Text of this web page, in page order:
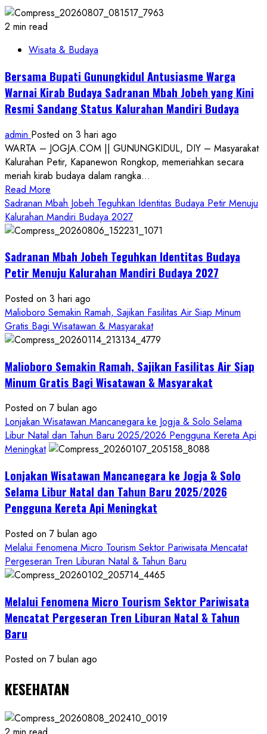
2 min read
Wisata & Budaya
Bersama Bupati Gunungkidul Antusiasme Warga
Warnai Kirab Budaya Sadranan Mbah Jobeh yang Kini
Resmi Sandang Status Kalurahan Mandiri Budaya
admin Posted on 3 hari ago
WARTA – JOGJA.COM || GUNUNGKIDUL, DIY – Masyarakat
Kalurahan Petir, Kapanewon Rongkop, memeriahkan secara
meriah kirab budaya dalam rangka...
Read More
more
about
Bersama
Gunungkidul
Antusiasme
Warnai
Kirab
Budaya
Sadranan
Jobeh
yang
Resmi
Sandang
Status
Kalurahan
Budaya
Sadranan Mbah Jobeh Teguhkan Identitas Budaya Petir Menuju
Kalurahan Mandiri Budaya 2027
Sadranan Mbah Jobeh Teguhkan Identitas Budaya
Petir Menuju Kalurahan Mandiri Budaya 2027
Posted on 3 hari ago
Malioboro Semakin Ramah, Sajikan Fasilitas Air Siap Minum
Gratis Bagi Wisatawan & Masyarakat
Malioboro Semakin Ramah, Sajikan Fasilitas Air Siap
Minum Gratis Bagi Wisatawan & Masyarakat
Posted on 7 bulan ago
Lonjakan Wisatawan Mancanegara ke Jogja & Solo Selama
Libur Natal dan Tahun Baru 2025/2026 Pengguna Kereta Api
Meningkat
Lonjakan Wisatawan Mancanegara ke Jogja & Solo
Selama Libur Natal dan Tahun Baru 2025/2026
Pengguna Kereta Api Meningkat
Posted on 7 bulan ago
Melalui Fenomena Micro Tourism Sektor Pariwisata Mencatat
Pergeseran Tren Liburan Natal & Tahun Baru
Melalui Fenomena Micro Tourism Sektor Pariwisata
Mencatat Pergeseran Tren Liburan Natal & Tahun
Baru
Posted on 7 bulan ago
KESEHATAN